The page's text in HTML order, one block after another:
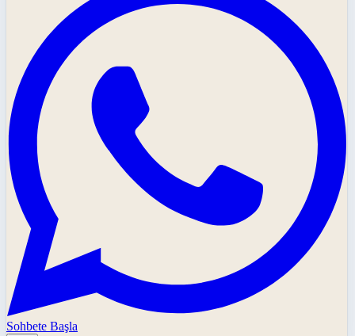
Sohbete Başla